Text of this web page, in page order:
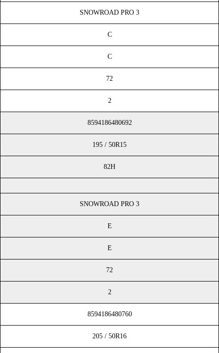
SNOWROAD PRO 3
C
C
72
2
8594186480692
195 / 50R15
82H
SNOWROAD PRO 3
E
E
72
2
8594186480760
205 / 50R16